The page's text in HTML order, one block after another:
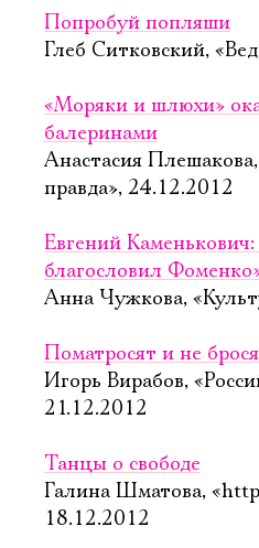
Попробуй попляши
Глеб Ситковский,
«Моряки и шлюхи»
балеринами
Анастасия
правда», 24.12.2012
Евгений Каменькович:
благословил
Анна Чужкова,
Поматросят и не
Игорь Вирабов,
21.12.2012
Танцы о свободе
Галина Шматова,
18.12.2012